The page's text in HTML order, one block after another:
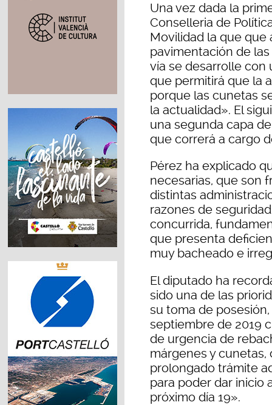
Una vez dada la
Conselleria de
Movilidad la que que
pavimentación de
vía se desarrolle con
que permitirá que la
porque las cunetas
la actualidad». El
una segunda capa
que correrá a cargo
Pérez ha explicado
necesarias, que son
distintas
razones de
concurrida,
que presenta
muy bacheado e
El diputado ha
sido una de las
su toma de
septiembre de 2019
de urgencia de
márgenes y
prolongado trámite
para poder dar inicio
próximo día 19».